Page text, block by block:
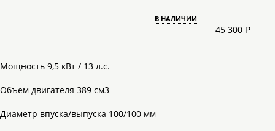
45 300 Р
В НАЛИЧИИ
Мощность 9,5 кВт / 13 л.с.
Объем двигателя 389 см3
Диаметр впуска/выпуска 100/100 мм